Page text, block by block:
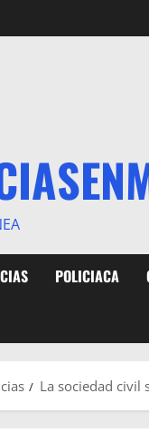
POLICIACA
La sociedad civil